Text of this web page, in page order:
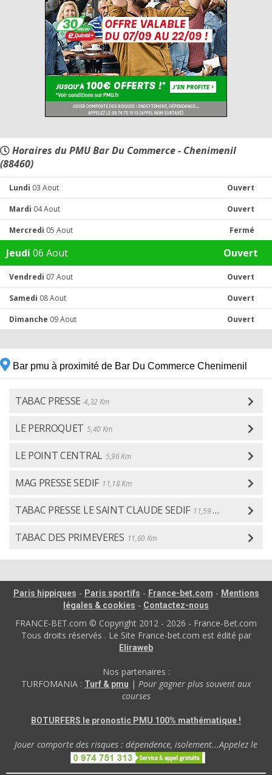
Horaires du PMU Bar Du Commerce - Chenimenil
(88460)
Lundi 03 Aout Ouvert
Mardi 04 Aout Ouvert
Mercredi 05 Aout Fermé
Jeudi 06 Aout Ouvert
Vendredi 07 Aout Ouvert
Samedi 08 Aout Ouvert
Dimanche 09 Aout Ouvert
Bar pmu à proximité de Bar Du Commerce Chenimenil
TABAC PRESSE 4,32 Km
LE PERROQUET 5,40 Km
LE POINT CENTRAL 5,96 Km
MAG PRESSE SEDIF 11,18 Km
TABAC PRESSE LE SAINT CLAUDE SEDIF 11,59 Km
TABAC DES PRIMEVERES 11,60 Km
Paris hippiques - Paris sportifs - France-bet.com - Mentions
légales & cookies - Contactez-nous
FRANCE-BET.com © Copyright 2012 - 2026 - France-Bet.com
Tous droits réservés . Le Site France-bet.com est édité par
Eliraweb
Nos partenaires :
TURFOMANIA : Turf & pmu | Pour gagner plus souvent aux
courses
BOTURFERS le pronostic PMU 100% mathématique !
Jouer comporte des risques : dépendence, isolement...Appelez le